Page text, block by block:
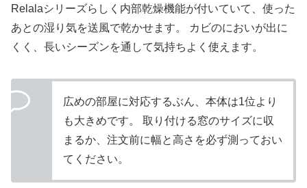
Relalaシリーズらしく内部乾燥機能が付いていて、使った
あとの湿り気を送風で乾かせます。 カビのにおいが出に
くく、長いシーズンを通して気持ちよく使えます。
広めの部屋に対応するぶん、本体は1位より
も大きめです。 取り付ける窓のサイズに収
まるか、注文前に幅と高さを必ず測っておい
てください。